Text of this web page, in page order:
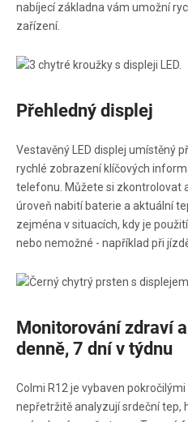
nabíjecí základna vám umožní
zařízení.
Přehledný displej
Vestavěný LED displej umístěný
rychlé zobrazení klíčových
telefonu. Můžete si zkontrolovat
úroveň nabití baterie a aktuální
zejména v situacích, kdy je
nebo nemožné - například při
Monitorování zdraví
denně, 7 dní v týdnu
Colmi R12 je vybaven
nepřetržitě analyzují srdeční tep,